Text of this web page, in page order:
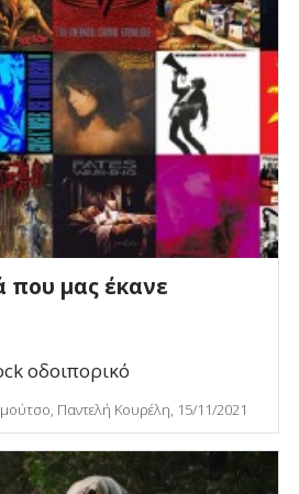
που μας έκανε
οδοιπορικό
Παντελή Κουρέλη, 15/11/2021